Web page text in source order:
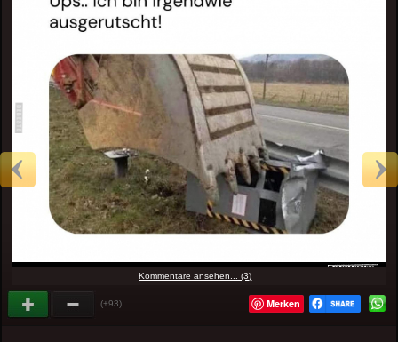
Kommentare ansehen... (3)
(+93) Merken